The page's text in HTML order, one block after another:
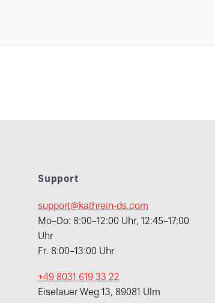
Support
support@kathrein-ds.com
Mo–Do: 8:00–12:00 Uhr, 12:45–17:00
Uhr
Fr. 8:00–13:00 Uhr
+49 8031 619 33 22
Eiselauer Weg 13, 89081 Ulm